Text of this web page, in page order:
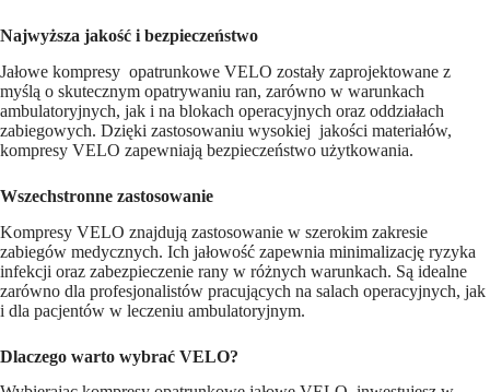
Najwyższa jakość i bezpieczeństwo
Jałowe kompresy opatrunkowe VELO zostały zaprojektowane z
myślą o skutecznym opatrywaniu ran, zarówno w warunkach
ambulatoryjnych, jak i na blokach operacyjnych oraz oddziałach
zabiegowych. Dzięki zastosowaniu wysokiej jakości materiałów,
kompresy VELO zapewniają bezpieczeństwo użytkowania.
Wszechstronne zastosowanie
Kompresy VELO znajdują zastosowanie w szerokim zakresie
zabiegów medycznych. Ich jałowość zapewnia minimalizację ryzyka
infekcji oraz zabezpieczenie rany w różnych warunkach. Są idealne
zarówno dla profesjonalistów pracujących na salach operacyjnych, jak
i dla pacjentów w leczeniu ambulatoryjnym.
Dlaczego warto wybrać VELO?